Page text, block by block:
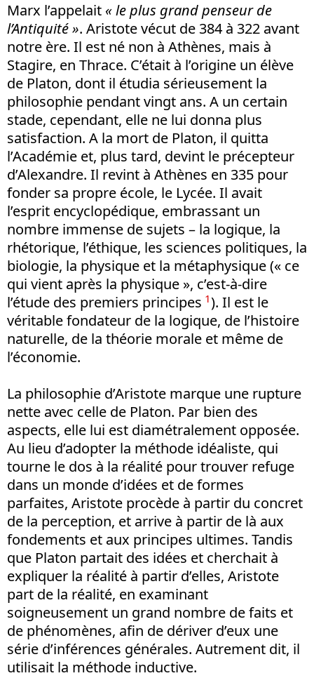
Marx l’appelait « le plus grand penseur de
l’Antiquité ». Aristote vécut de 384 à 322 avant
notre ère. Il est né non à Athènes, mais à
Stagire, en Thrace. C’était à l’origine un élève
de Platon, dont il étudia sérieusement la
philosophie pendant vingt ans. A un certain
stade, cependant, elle ne lui donna plus
satisfaction. A la mort de Platon, il quitta
l’Académie et, plus tard, devint le précepteur
d’Alexandre. Il revint à Athènes en 335 pour
fonder sa propre école, le Lycée. Il avait
l’esprit encyclopédique, embrassant un
nombre immense de sujets – la logique, la
rhétorique, l’éthique, les sciences politiques, la
biologie, la physique et la métaphysique (« ce
qui vient après la physique », c’est-à-dire
l’étude des premiers principes 1). Il est le
véritable fondateur de la logique, de l’histoire
naturelle, de la théorie morale et même de
l’économie.
La philosophie d’Aristote marque une rupture
nette avec celle de Platon. Par bien des
aspects, elle lui est diamétralement opposée.
Au lieu d’adopter la méthode idéaliste, qui
tourne le dos à la réalité pour trouver refuge
dans un monde d’idées et de formes
parfaites, Aristote procède à partir du concret
de la perception, et arrive à partir de là aux
fondements et aux principes ultimes. Tandis
que Platon partait des idées et cherchait à
expliquer la réalité à partir d’elles, Aristote
part de la réalité, en examinant
soigneusement un grand nombre de faits et
de phénomènes, afin de dériver d’eux une
série d’inférences générales. Autrement dit, il
utilisait la méthode inductive.